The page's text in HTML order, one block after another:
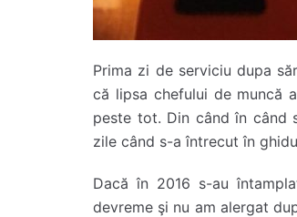
Prima zi de serviciu dupa
că lipsa chefului de muncă
peste tot. Din când în când
zile când s-a întrecut în
Dacă în 2016 s-au
devreme şi nu am alergat